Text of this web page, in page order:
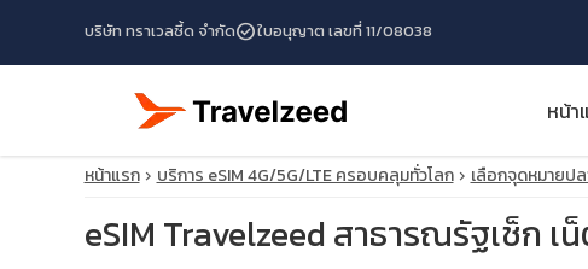
บริษัท ทราเวลซี้ด จำกัดcheck_circleใบอนุญาต เลขที่ 11/08038
หน้า
หน้าแรก บริการ eSIM 4G/5G/LTE ครอบคลุมทั่วโลก เลือกจุดหมายป
eSIM Travelzeed สาธารณรัฐเช็ก เ